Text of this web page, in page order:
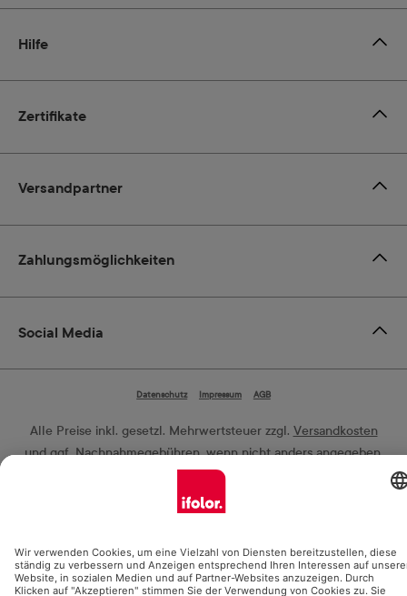
Zertifikate
Hilfe
Zahlungsmöglichkeiten
Social Media
Versandpartner
Datenschutz Impressum AGB
Alle Preise inkl. gesetzl. Mehrwertsteuer zzgl. Versandkosten
und ggf. Nachnahmegebühren, wenn nicht anders angegeben.
© 2026 Ifolor AG - Alle Rechte vorbehalten.